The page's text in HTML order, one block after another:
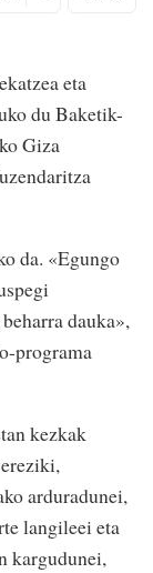
eta
du Baketik-
Giza
da. «Egungo
dauka»,
programa
kezkak
arduradunei,
langileei eta
kargudunei,